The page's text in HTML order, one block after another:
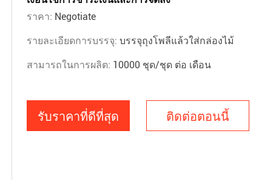
ราคา: Negotiate
รายละเอียดการบรรจุ: บรรจุถุงโพลีแล้วใส่กล่องไม้
สามารถในการผลิต: 10000 ชุด/ชุด ต่อ เดือน
รับราคาที่ดีที่สุด ติดต่อตอนนี้